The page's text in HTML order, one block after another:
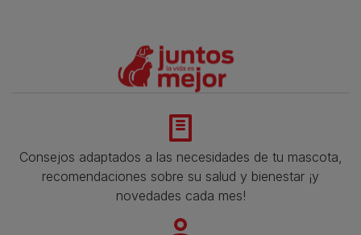
Consejos adaptados a las necesidades de tu mascota,
recomendaciones sobre su salud y bienestar ¡y
novedades cada mes!